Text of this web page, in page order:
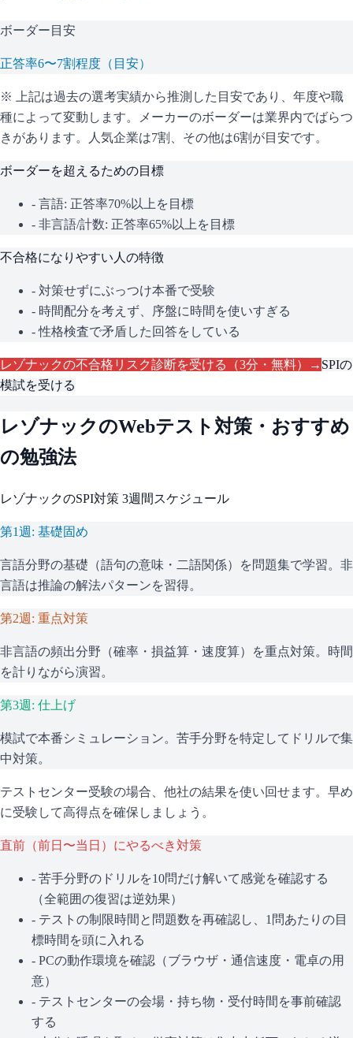
ボーダー目安
正答率6〜7割程度（目安）
※ 上記は過去の選考実績から推測した目安であり、年度や職
種によって変動します。
メーカーのボーダーは業界内でばらつ
きがあります。人気企業は7割、その他は6割が目安です。
ボーダーを超えるための目標
- 言語: 正答率70%以上を目標
- 非言語/計数: 正答率65%以上を目標
不合格になりやすい人の特徴
- 対策せずにぶっつけ本番で受験
- 時間配分を考えず、序盤に時間を使いすぎる
- 性格検査で矛盾した回答をしている
レゾナックの不合格リスク診断を受ける（3分・無料）→ SPIの
模試を受ける
レゾナックのWebテスト対策・おすすめ
の勉強法
レゾナックのSPI対策 3週間スケジュール
第1週: 基礎固め
言語分野の基礎（語句の意味・二語関係）を問題集で学習。非
言語は推論の解法パターンを習得。
第2週: 重点対策
非言語の頻出分野（確率・損益算・速度算）を重点対策。時間
を計りながら演習。
第3週: 仕上げ
模試で本番シミュレーション。苦手分野を特定してドリルで集
中対策。
テストセンター受験の場合、他社の結果を使い回せます。早め
に受験して高得点を確保しましょう。
直前（前日〜当日）にやるべき対策
- 苦手分野のドリルを10問だけ解いて感覚を確認する
（全範囲の復習は逆効果）
- テストの制限時間と問題数を再確認し、1問あたりの目
標時間を頭に入れる
- PCの動作環境を確認（ブラウザ・通信速度・電卓の用
意）
- テストセンターの会場・持ち物・受付時間を事前確認
する